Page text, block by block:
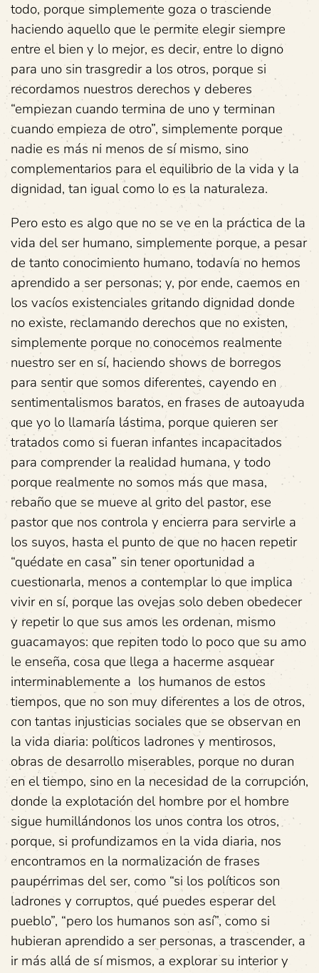
todo, porque simplemente goza o trasciende
haciendo aquello que le permite elegir siempre
entre el bien y lo mejor, es decir, entre lo digno
para uno sin trasgredir a los otros, porque si
recordamos nuestros derechos y deberes
“empiezan cuando termina de uno y terminan
cuando empieza de otro”, simplemente porque
nadie es más ni menos de sí mismo, sino
complementarios para el equilibrio de la vida y la
dignidad, tan igual como lo es la naturaleza.
Pero esto es algo que no se ve en la práctica de la
vida del ser humano, simplemente porque, a pesar
de tanto conocimiento humano, todavía no hemos
aprendido a ser personas; y, por ende, caemos en
los vacíos existenciales gritando dignidad donde
no existe, reclamando derechos que no existen,
simplemente porque no conocemos realmente
nuestro ser en sí, haciendo shows de borregos
para sentir que somos diferentes, cayendo en
sentimentalismos baratos, en frases de autoayuda
que yo lo llamaría lástima, porque quieren ser
tratados como si fueran infantes incapacitados
para comprender la realidad humana, y todo
porque realmente no somos más que masa,
rebaño que se mueve al grito del pastor, ese
pastor que nos controla y encierra para servirle a
los suyos, hasta el punto de que no hacen repetir
“quédate en casa” sin tener oportunidad a
cuestionarla, menos a contemplar lo que implica
vivir en sí, porque las ovejas solo deben obedecer
y repetir lo que sus amos les ordenan, mismo
guacamayos: que repiten todo lo poco que su amo
le enseña, cosa que llega a hacerme asquear
interminablemente a los humanos de estos
tiempos, que no son muy diferentes a los de otros,
con tantas injusticias sociales que se observan en
la vida diaria: políticos ladrones y mentirosos,
obras de desarrollo miserables, porque no duran
en el tiempo, sino en la necesidad de la corrupción,
donde la explotación del hombre por el hombre
sigue humillándonos los unos contra los otros,
porque, si profundizamos en la vida diaria, nos
encontramos en la normalización de frases
paupérrimas del ser, como “si los políticos son
ladrones y corruptos, qué puedes esperar del
pueblo”, “pero los humanos son así”, como si
hubieran aprendido a ser personas, a trascender, a
ir más allá de sí mismos, a explorar su interior y